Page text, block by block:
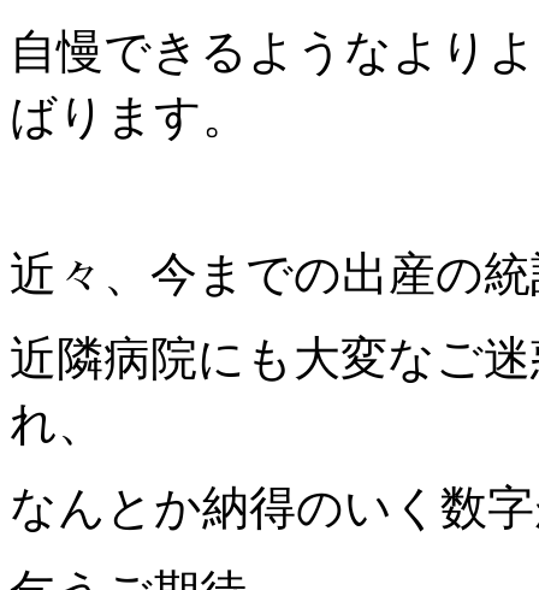
自慢できるようなより
ばります。
近々、今までの出産の
近隣病院にも大変なご
れ、
なんとか納得のいく数